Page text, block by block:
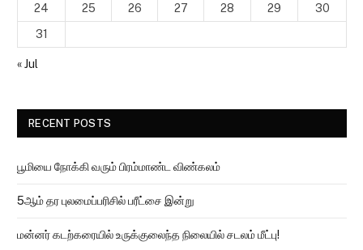
24
25 26 27 28 29
30
31
« Jul
RECENT POSTS
பூமியை நோக்கி வரும் பிரம்மாண்ட விண்கலம்
5ஆம் தர புலமைப்பரிசில் பரீட்சை இன்று
மன்னர் கடற்கரையில் உருக்குலைந்த நிலையில் சடலம் மீட்பு!